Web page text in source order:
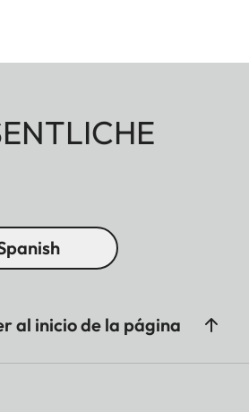
al inicio de la página